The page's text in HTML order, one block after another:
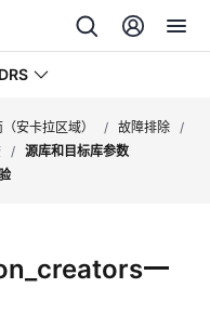
安卡拉区域） / 故障排除 /
/ 源库和目标库参数
一